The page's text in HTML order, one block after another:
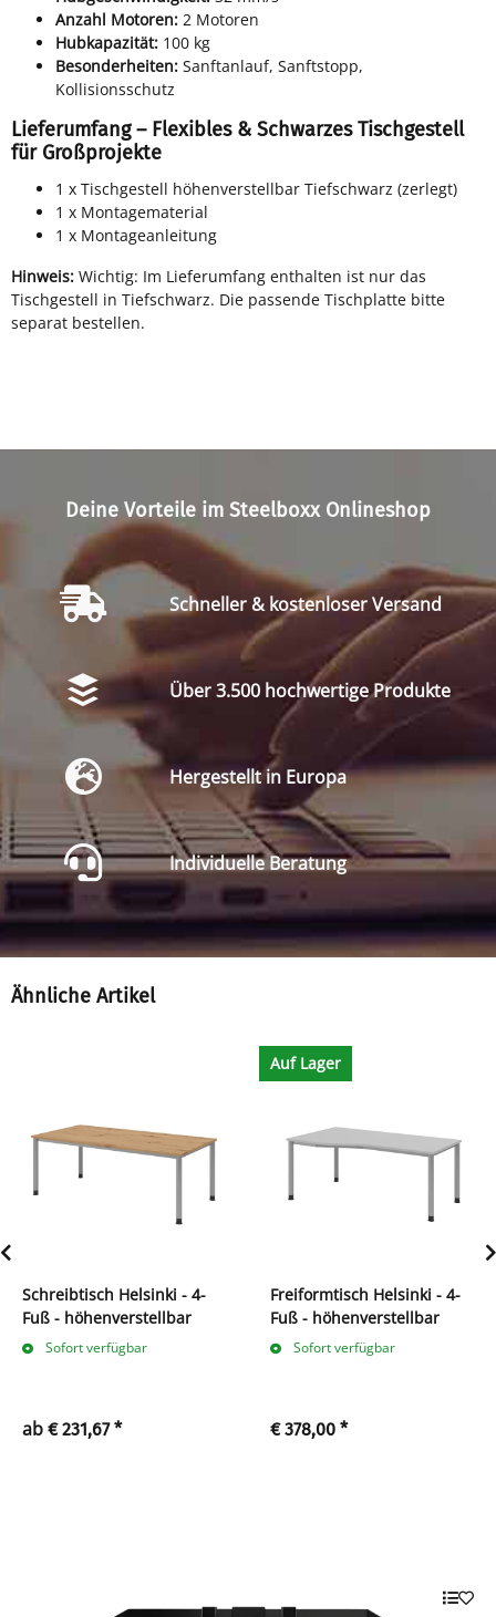
Anzahl Motoren: 2 Motoren
Hubkapazität: 100 kg
Besonderheiten: Sanftanlauf, Sanftstopp,
Kollisionsschutz
Lieferumfang – Flexibles & Schwarzes Tischgestell
für Großprojekte
1 x Tischgestell höhenverstellbar Tiefschwarz (zerlegt)
1 x Montagematerial
1 x Montageanleitung
Hinweis: Wichtig: Im Lieferumfang enthalten ist nur das
Tischgestell in Tiefschwarz. Die passende Tischplatte bitte
separat bestellen.
Deine Vorteile im Steelboxx Onlineshop
Schneller & kostenloser Versand
Über 3.500 hochwertige Produkte
Hergestellt in Europa
Individuelle Beratung
Ähnliche Artikel
Schreibtisch Helsinki - 4-
Fuß - höhenverstellbar
Sofort verfügbar
ab € 231,67*
Auf Lager
Freiformtisch Helsinki - 4-
Fuß - höhenverstellbar
Sofort verfügbar
€ 378,00 *